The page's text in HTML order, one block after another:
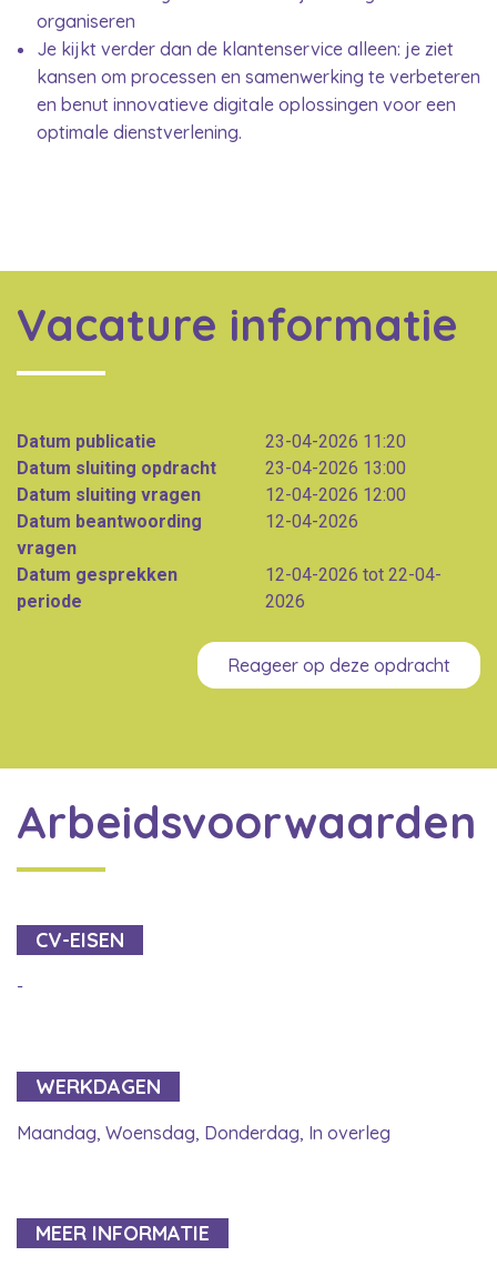
organiseren
Je kijkt verder dan de klantenservice alleen: je ziet
kansen om processen en samenwerking te verbeteren
en benut innovatieve digitale oplossingen voor een
optimale dienstverlening.
Vacature informatie
Datum publicatie
23-04-2026 11:20
Datum sluiting opdracht
23-04-2026 13:00
Datum sluiting vragen
12-04-2026 12:00
Datum beantwoording
vragen
12-04-2026
Datum gesprekken
periode
12-04-2026 tot 22-04-
2026
Reageer op deze opdracht
Arbeidsvoorwaarden
CV-EISEN
-
WERKDAGEN
Maandag, Woensdag, Donderdag, In overleg
MEER INFORMATIE